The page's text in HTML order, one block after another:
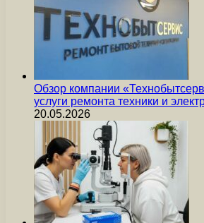
Обзор компании
услуги ремонта техники и
20.05.2026